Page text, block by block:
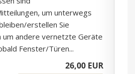
um unterwegs
erstellen Sie
um andere vernetzte Geräte
Fenster/Türen...
26,00 EUR